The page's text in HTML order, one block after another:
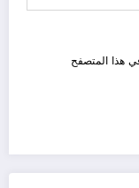
هذا المتصفح